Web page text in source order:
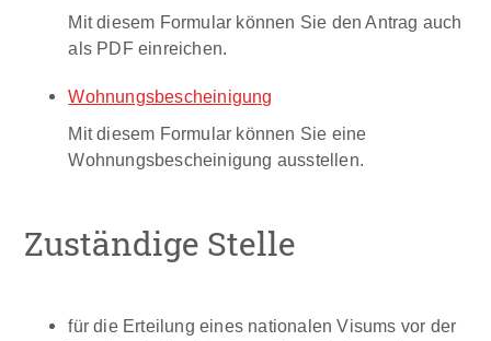
Mit diesem Formular können Sie den Antrag auch
als PDF einreichen.
Wohnungsbescheinigung
Mit diesem Formular können Sie eine
Wohnungsbescheinigung ausstellen.
Zuständige Stelle
für die Erteilung eines nationalen Visums vor der